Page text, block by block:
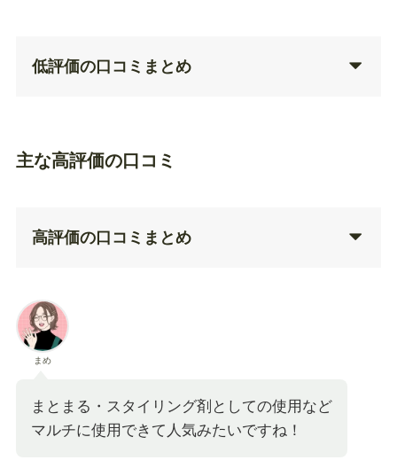
低評価の口コミまとめ
主な高評価の口コミ
高評価の口コミまとめ
まめ
まとまる・スタイリング剤としての使用など
マルチに使用できて人気みたいですね！